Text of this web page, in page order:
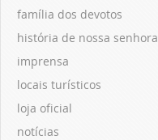
família dos devotos
história de nossa senhora
imprensa
locais turísticos
loja oficial
notícias